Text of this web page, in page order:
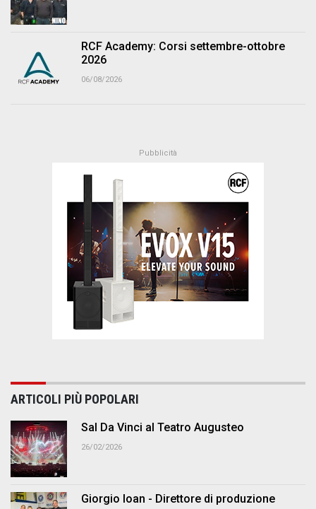
RCF Academy: Corsi settembre-ottobre
2026
06/08/2026
ARTICOLI PIÙ POPOLARI
Sal Da Vinci al Teatro Augusteo
26/02/2026
Giorgio Ioan - Direttore di produzione